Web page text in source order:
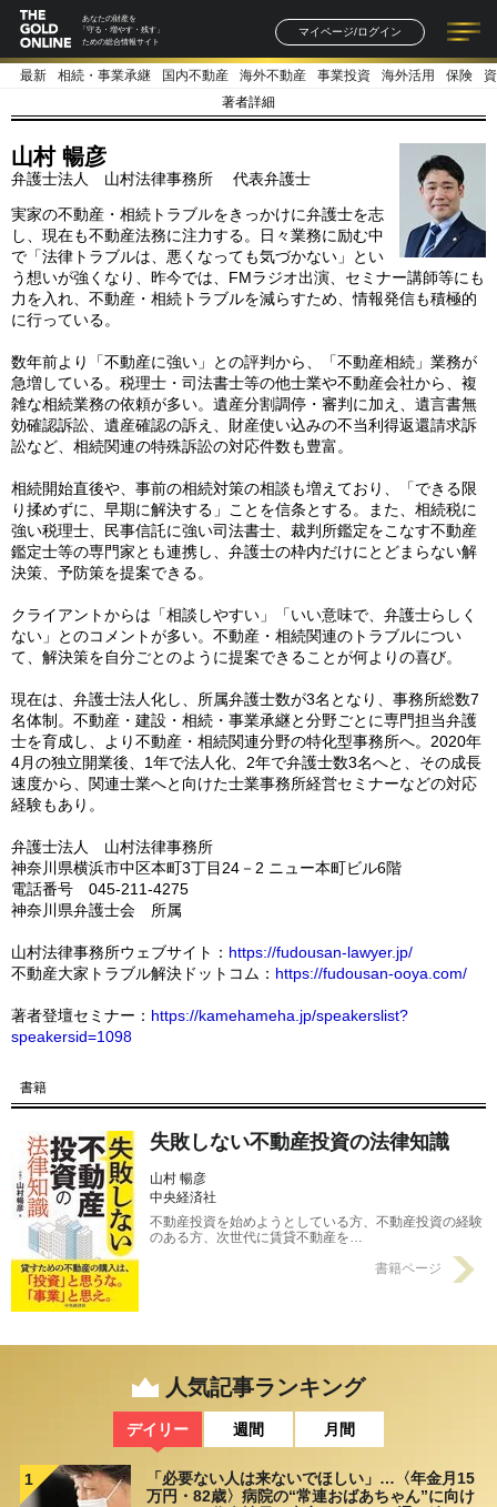
あなたの財産を
「守る・増やす・残す」
ための総合情報サイト
マイページ/ログイン
記事一覧 連載一覧
著者一覧 書籍一覧
最新 相続・事業承継 国内不動産 海外不動産 事業投資 海外活用 保険
著者詳細
山村 暢彦
弁護士法人 山村法律事務所 代表弁護士
実家の不動産・相続トラブルをきっかけに弁護士を志
し、現在も不動産法務に注力する。日々業務に励む中
で「法律トラブルは、悪くなっても気づかない」とい
う想いが強くなり、昨今では、FMラジオ出演、セミナー講師等にも
力を入れ、不動産・相続トラブルを減らすため、情報発信も積極的
に行っている。
数年前より「不動産に強い」との評判から、「不動産相続」業務が
急増している。税理士・司法書士等の他士業や不動産会社から、複
雑な相続業務の依頼が多い。遺産分割調停・審判に加え、遺言書無
効確認訴訟、遺産確認の訴え、財産使い込みの不当利得返還請求訴
訟など、相続関連の特殊訴訟の対応件数も豊富。
相続開始直後や、事前の相続対策の相談も増えており、「できる限
り揉めずに、早期に解決する」ことを信条とする。また、相続税に
強い税理士、民事信託に強い司法書士、裁判所鑑定をこなす不動産
鑑定士等の専門家とも連携し、弁護士の枠内だけにとどまらない解
決策、予防策を提案できる。
クライアントからは「相談しやすい」「いい意味で、弁護士らしく
ない」とのコメントが多い。不動産・相続関連のトラブルについ
て、解決策を自分ごとのように提案できることが何よりの喜び。
現在は、弁護士法人化し、所属弁護士数が3名となり、事務所総数7
名体制。不動産・建設・相続・事業承継と分野ごとに専門担当弁護
士を育成し、より不動産・相続関連分野の特化型事務所へ。2020年
4月の独立開業後、1年で法人化、2年で弁護士数3名へと、その成長
速度から、関連士業へと向けた士業事務所経営セミナーなどの対応
経験もあり。
弁護士法人 山村法律事務所
神奈川県横浜市中区本町3丁目24－2 ニュー本町ビル6階
電話番号 045-211-4275
神奈川県弁護士会 所属
山村法律事務所ウェブサイト： https://fudousan-lawyer.jp/
不動産大家トラブル解決ドットコム： https://fudousan-ooya.com/
著者登壇セミナー： https://kamehameha.jp/speakerslist?
speakersid=1098
書籍
失敗しない不動産投資の法律知識
山村 暢彦
中央経済社
不動産投資を始めようとしている方、不動産投資の経験
のある方、次世代に賃貸不動産を…
書籍ページ
人気記事ランキング
デイリー 週間 月間
1
「必要ない人は来ないでほしい」…〈年金月15
万円・82歳〉病院の“常連おばあちゃん”に向け